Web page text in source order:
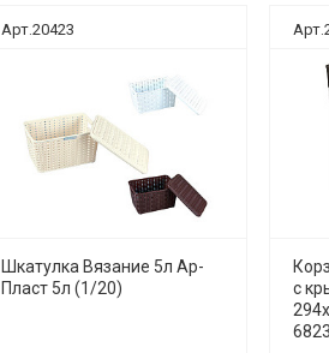
Арт.20423
Шкатулка Вязание 5л Ар-
Пласт 5л (1/20)
с